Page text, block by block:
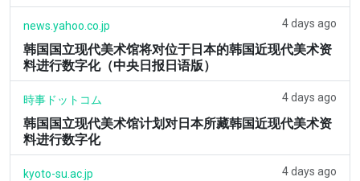
news.yahoo.co.jp 4 days ago
韩国国立现代美术馆将对位于日本的韩国近现代美术资
料进行数字化（中央日报日语版）
時事ドットコム 4 days ago
韩国国立现代美术馆计划对日本所藏韩国近现代美术资
料进行数字化
kyoto-su.ac.jp 4 days ago